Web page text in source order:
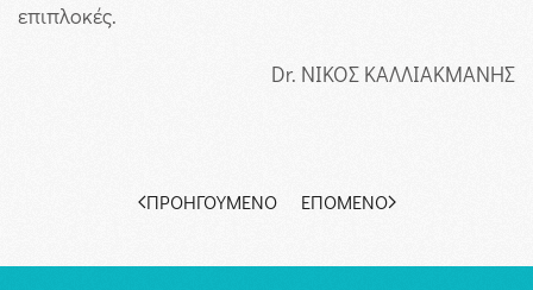
επιπλοκές.
Dr. ΝΙΚΟΣ ΚΑΛΛΙΑΚΜΑΝΗΣ
ΠΡΟΗΓΟΎΜΕΝΟ ΕΠΌΜΕΝΟ